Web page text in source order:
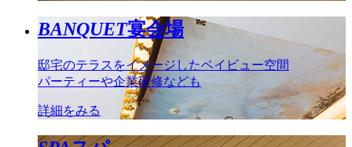
BANQUET宴会場
邸宅のテラスをイメージしたベイビュー空間
パーティーや企業研修なども
詳細をみる